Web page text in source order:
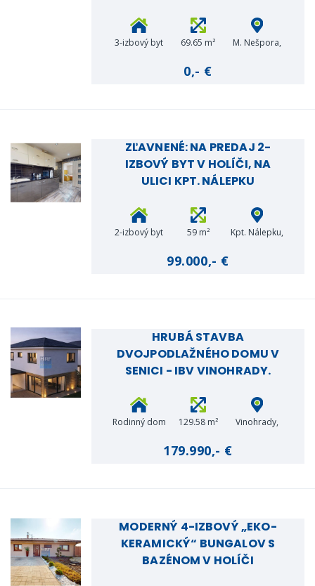
3-izbový byt 69.65 m²
M. Nešpora,
0,- €
ZĽAVNENÉ: NA PREDAJ 2-
IZBOVÝ BYT V HOLÍČI, NA
ULICI KPT. NÁLEPKU
2-izbový byt 59 m²
Kpt. Nálepku,
99.000,- €
HRUBÁ STAVBA
DVOJPODLAŽNÉHO DOMU V
SENICI - IBV VINOHRADY.
Rodinný dom 129.58 m²
Vinohrady,
179.990,- €
MODERNÝ 4-IZBOVÝ „EKO-
KERAMICKÝ“ BUNGALOV S
BAZÉNOM V HOLÍČI